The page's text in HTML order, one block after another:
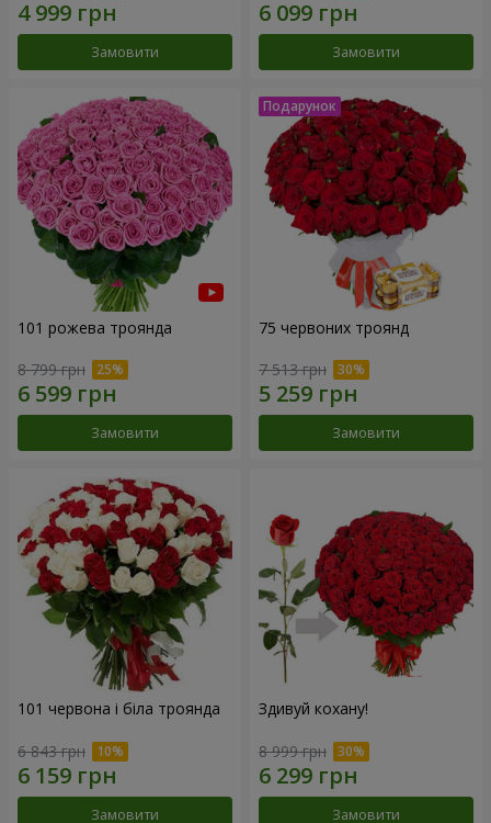
Замовити Замовити
101 рожева троянда
8 799 грн
Замовити
75 червоних троянд
7 513 грн
Замовити
101 червона і біла троянда
6 843 грн
Замовити
Здивуй кохану!
8 999 грн
Замовити